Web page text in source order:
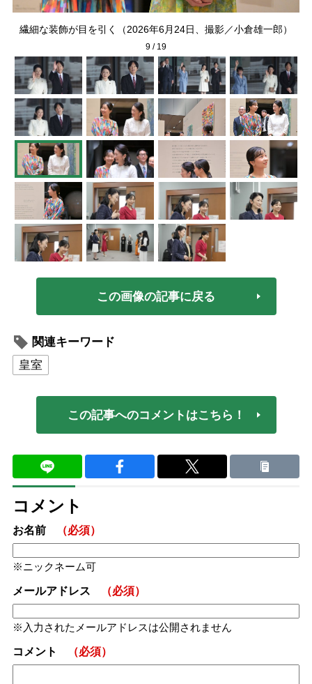
繊細な装飾が目を引く（2026年6月24日、撮影／小倉雄一郎）
9 / 19
この画像の記事に戻る
関連キーワード
皇室
この記事へのコメントはこちら！
コメント
お名前 （必須）
ニックネーム可
メールアドレス （必須）
入力されたメールアドレスは公開されません
コメント （必須）